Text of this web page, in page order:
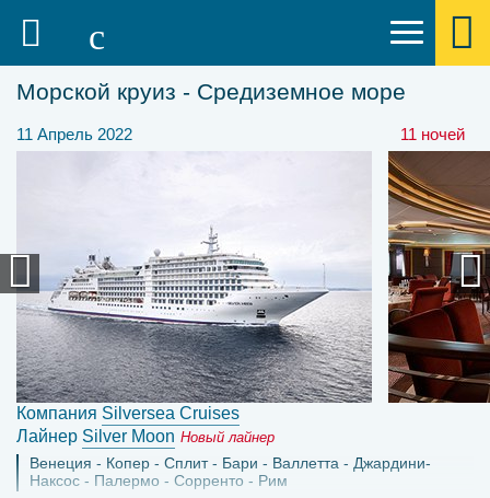
Морской круиз - Средиземное море
11 Апрель 2022 11 ночей
Компания Silversea Cruises
Лайнер Silver Moon Новый лайнер
Венеция Копер Сплит Бари Валлетта
Джардини-
Наксос
Палермо Сорренто Рим